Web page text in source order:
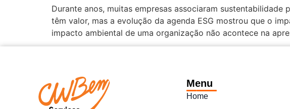
Durante anos, muitas empresas associaram
têm valor, mas a evolução da agenda ESG mostrou que o
impacto ambiental de uma organização não acontece na
Menu
Home